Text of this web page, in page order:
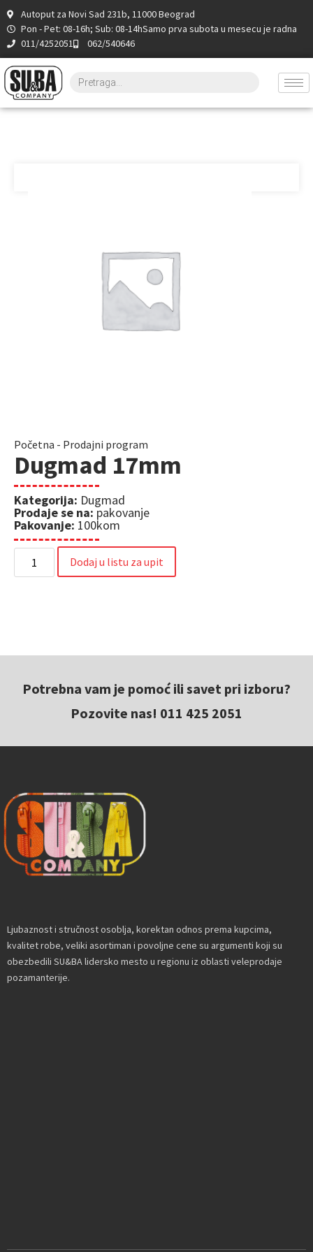
Autoput za Novi Sad 231b, 11000 Beograd
Pon - Pet: 08-16h; Sub: 08-14hSamo prva subota u mesecu je radna
011/4252051
062/540646
Početna - Prodajni program
Dugmad 17mm
Kategorija: Dugmad
Prodaje se na:pakovanje
Pakovanje: 100kom
Dodaj u listu za upit
Potrebna vam je pomoć ili savet pri izboru?
Pozovite nas! 011 425 2051
Ljubaznost i stručnost osoblja, korektan odnos prema kupcima,
kvalitet robe, veliki asortiman i povoljne cene su argumenti koji su
obezbedili SU&BA lidersko mesto u regionu iz oblasti veleprodaje
pozamanterije.